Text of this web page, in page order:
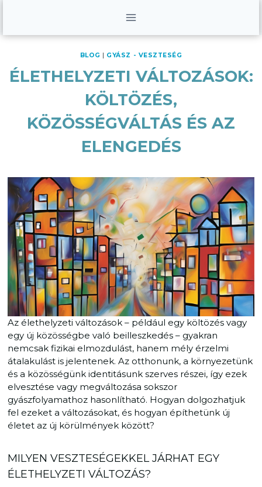
BLOG | GYÁSZ - VESZTESÉG
ÉLETHELYZETI VÁLTOZÁSOK:
KÖLTÖZÉS,
KÖZÖSSÉGVÁLTÁS ÉS AZ
ELENGEDÉS
Az élethelyzeti változások – például egy költözés vagy
egy új közösségbe való beilleszkedés – gyakran
nemcsak fizikai elmozdulást, hanem mély érzelmi
átalakulást is jelentenek. Az otthonunk, a környezetünk
és a közösségünk identitásunk szerves részei, így ezek
elvesztése vagy megváltozása sokszor
gyászfolyamathoz hasonlítható. Hogyan dolgozhatjuk
fel ezeket a változásokat, és hogyan építhetünk új
életet az új körülmények között?
MILYEN VESZTESÉGEKKEL JÁRHAT EGY
ÉLETHELYZETI VÁLTOZÁS?